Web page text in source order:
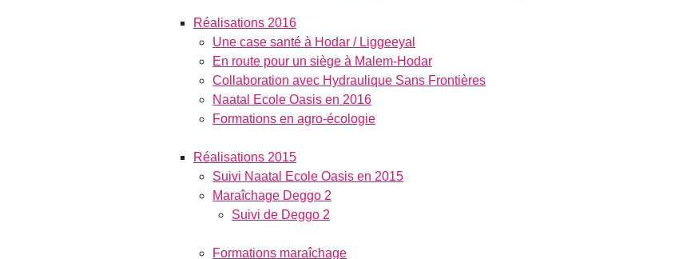
Réalisations 2016
Une case santé à Hodar / Liggeeyal
En route pour un siège à Malem-Hodar
Collaboration avec Hydraulique Sans Frontières
Naatal Ecole Oasis en 2016
Formations en agro-écologie
Réalisations 2015
Suivi Naatal Ecole Oasis en 2015
Maraîchage Deggo 2
Suivi de Deggo 2
Formations maraîchage